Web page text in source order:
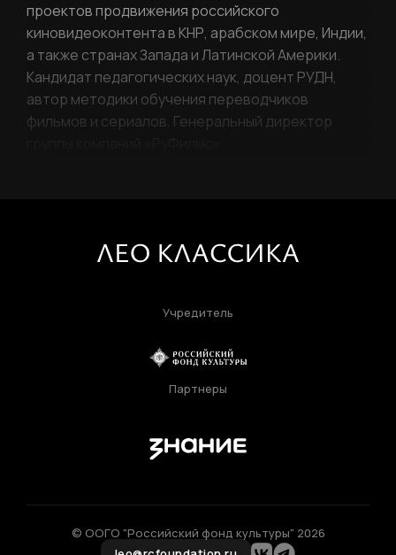
проектов продвижения российского
киновидеоконтента в КНР, арабском мире, Индии,
а также странах Запада и Латинской Америки.
Кандидат педагогических наук, доцент РУДН,
автор методики обучения переводчиков
фильмов и сериалов. Генеральный директор
Учредитель
Партнеры
© ООГО "Российский фонд культуры" 2026
ЛИЧНЫЙ КАБИНЕТ
Ваш email
Войти
Забыли пароль?
Фамилия
Ваш email
Повторите пароль
соглашаетесь справилами обработки
персональных данных
Отправить
ВОССТАНОВИТЬ ПАРОЛЬ
Отправить
Вход в личный кабинет